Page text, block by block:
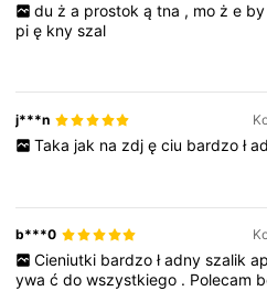
du ż a prostok ą tna , mo ż e by
pię knyszal
j***n
Taka jak na zdj ę ciu bardzo ł
b***0
Cieniutki bardzo ładny szalik
ywaćdowszystkiego . Polecam